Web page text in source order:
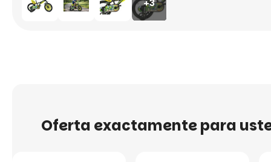
+3
Oferta exactamente para